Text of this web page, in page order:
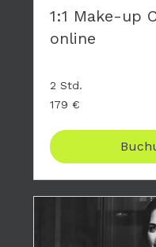
1:1 Make-up
online
2 Std.
Euro
179 €